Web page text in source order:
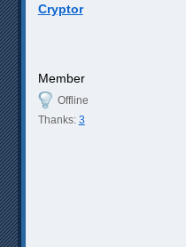
Cryptor
Member
Offline
Thanks: 3